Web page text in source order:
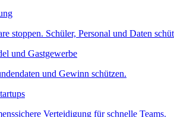
stoppen. Schüler, Personal und Daten
und Gastgewerbe
und Gewinn schützen.
Verteidigung für schnelle Teams.